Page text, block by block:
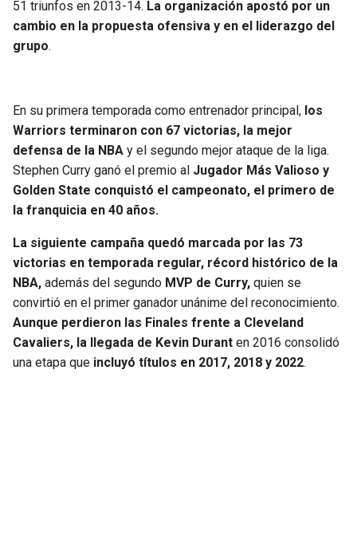
51 triunfos en 2013-14. La organización apostó por un
cambio en la propuesta ofensiva y en el liderazgo del
grupo.
En su primera temporada como entrenador principal, los
Warriors terminaron con 67 victorias, la mejor
defensa de la NBA y el segundo mejor ataque de la liga.
Stephen Curry ganó el premio al Jugador Más Valioso y
Golden State conquistó el campeonato, el primero de
la franquicia en 40 años.
La siguiente campaña quedó marcada por las 73
victorias en temporada regular, récord histórico de la
NBA, además del segundo MVP de Curry, quien se
convirtió en el primer ganador unánime del reconocimiento.
Aunque perdieron las Finales frente a Cleveland
Cavaliers, la llegada de Kevin Durant en 2016 consolidó
una etapa que incluyó títulos en 2017, 2018 y 2022.